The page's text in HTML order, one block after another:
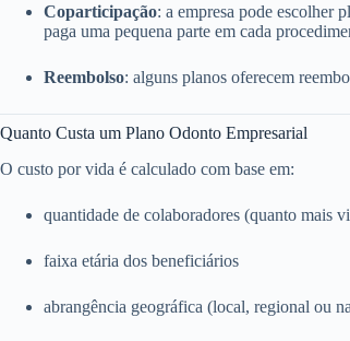
Coparticipação: a empresa pode escolher
paga uma pequena parte em cada
Reembolso: alguns planos oferecem
Quanto Custa um Plano Odonto Empresarial
O custo por vida é calculado com base em:
quantidade de colaboradores (quanto mais
faixa etária dos beneficiários
abrangência geográfica (local, regional ou